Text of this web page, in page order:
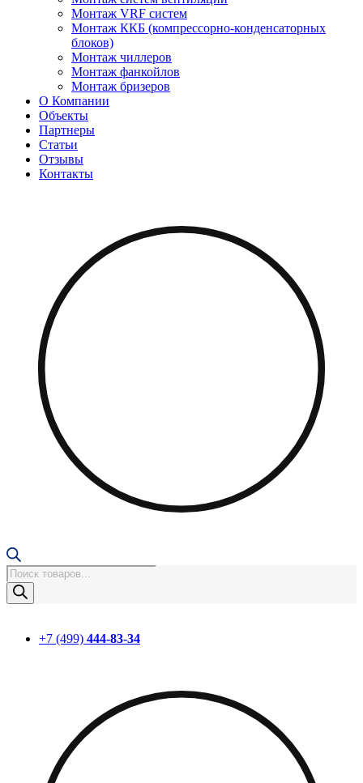
Монтаж VRF систем
Монтаж ККБ (компрессорно-конденсаторных
блоков)
Монтаж чиллеров
Монтаж фанкойлов
Монтаж бризеров
О Компании
Объекты
Партнеры
Статьи
Отзывы
Контакты
Поиск
товаров
+7 (499) 444-83-34